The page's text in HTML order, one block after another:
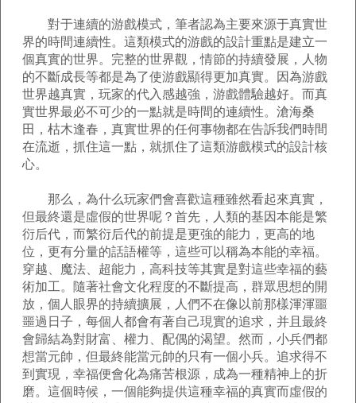
對于連續的游戲模式，筆者認為主要來源于真實世
界的時間連續性。這類模式的游戲的設計重點是建立一
個真實的世界。完整的世界觀，情節的持續發展，人物
的不斷成長等都是為了使游戲顯得更加真實。因為游戲
世界越真實，玩家的代入感越強，游戲體驗越好。而真
實世界最必不可少的一點就是時間的連續性。滄海桑
田，枯木逢春，真實世界的任何事物都在告訴我們時間
在流逝，抓住這一點，就抓住了這類游戲模式的設計核
心。
那么，為什么玩家們會喜歡這種雖然看起來真實，
但最終還是虛假的世界呢？首先，人類的基因本能是繁
衍后代，而繁衍后代的前提是更強的能力，更高的地
位，更有分量的話語權等，這些可以稱為本能的幸福。
穿越、魔法、超能力，高科技等其實是對這些幸福的藝
術加工。隨著社會文化程度的不斷提高，群眾思想的開
放，個人眼界的持續擴展，人們不在像以前那樣渾渾噩
噩過日子，每個人都會有著自己現實的追求，并且最終
會歸結為對財富、權力、配偶的渴望。然而，小兵們都
想當元帥，但最終能當元帥的只有一個小兵。追求得不
到實現，幸福便會化為痛苦根源，成為一種精神上的折
磨。這個時候，一個能夠提供這種幸福的真實而虛假的